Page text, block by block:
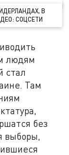
В
СОЦСЕТИ
людям
стал
Там
без
выборы,